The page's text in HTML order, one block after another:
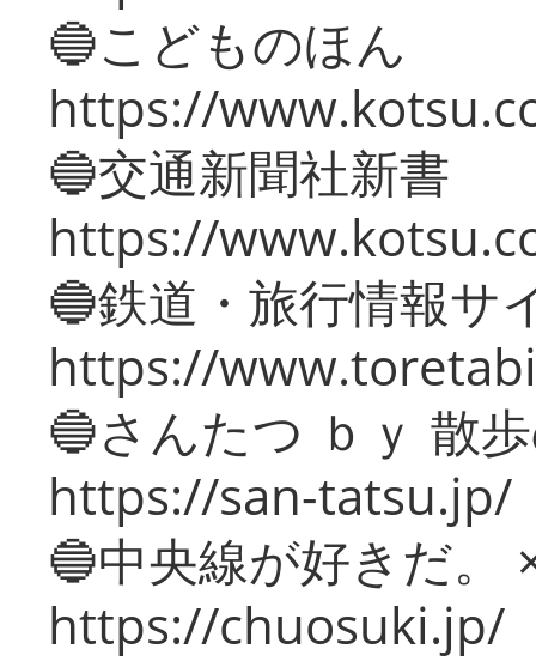
🔵こどものほん
https://
🔵交通新聞社新書
https://
🔵鉄道・旅行情報サ
https://
🔵さんたつ ｂｙ 散
https://san-tatsu.jp/
🔵中央線が好きだ。
https://chuosuki.jp/